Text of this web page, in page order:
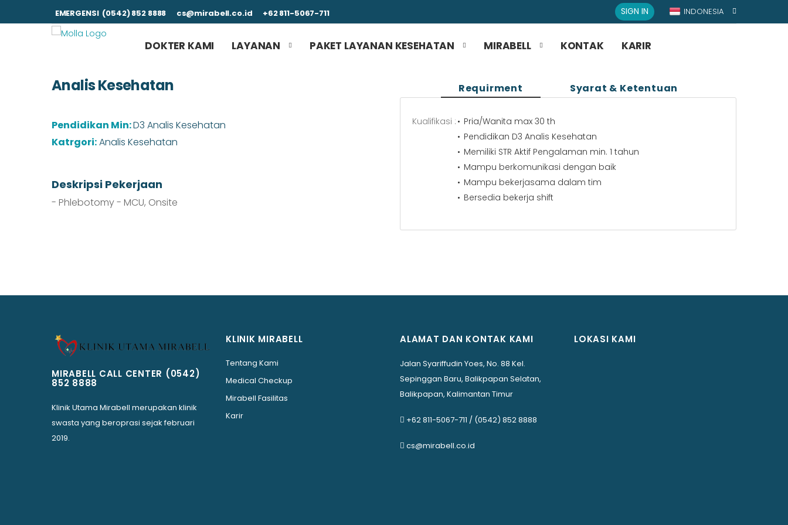
EMERGENSI (0542) 852 8888 cs@mirabell.co.id +62 811-5067-711 SIGN IN INDONESIA
DOKTER KAMI LAYANAN PAKET LAYANAN KESEHATAN MIRABELL KONTAK KARIR
Analis Kesehatan
Pendidikan Min:D3 Analis Kesehatan
Katrgori:Analis Kesehatan
Deskripsi Pekerjaan
- Phlebotomy - MCU, Onsite
Requirment Syarat & Ketentuan
Kualifikasi :
Pria/Wanita max 30 th
Pendidikan D3 Analis Kesehatan
Memiliki STR Aktif Pengalaman min. 1 tahun
Mampu berkomunikasi dengan baik
Mampu bekerjasama dalam tim
Bersedia bekerja shift
MIRABELL CALL CENTER (0542)
852 8888
Klinik Utama Mirabell merupakan klinik
swasta yang beroprasi sejak februari
2019.
KLINIK MIRABELL
Tentang Kami
Medical Checkup
Mirabell Fasilitas
Karir
ALAMAT DAN KONTAK KAMI
Jalan Syariffudin Yoes, No. 88 Kel.
Sepinggan Baru, Balikpapan Selatan,
Balikpapan, Kalimantan Timur
+62 811-5067-711 / (0542) 852 8888
cs@mirabell.co.id
LOKASI KAMI